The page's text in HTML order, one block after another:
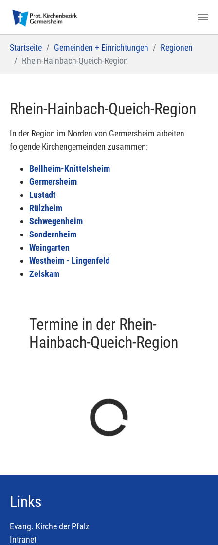
Startseite Gemeinden + Einrichtungen
Regionen
Rhein-Hainbach-Queich-Region
Rhein-Hainbach-Queich-Region
In der Region im Norden von Germersheim arbeiten
folgende Kirchengemeinden zusammen:
Bellheim-Knittelsheim
Germersheim
Lustadt
Rülzheim
Schwegenheim
Sondernheim
Weingarten
Westheim - Lingenfeld
Zeiskam
Termine in der Rhein-
Hainbach-Queich-Region
Links
Evang. Kirche der Pfalz
Intranet